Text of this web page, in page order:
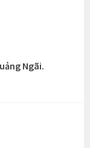
Ngãi.